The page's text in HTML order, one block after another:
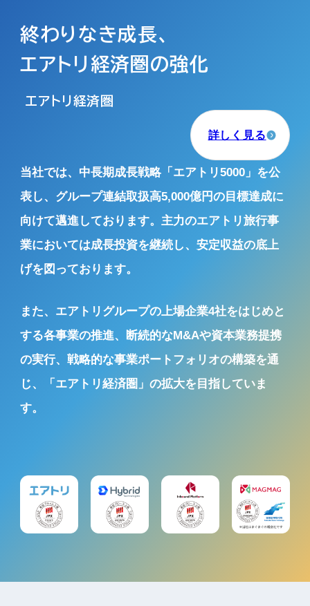
エアトリ経済圏
終わりなき成長、
エアトリ経済圏の強化
詳しく見る
当社では、中長期成長戦略「エアトリ5000」を公
表し、 グループ連結取扱高5,000億円の目標達成に
向けて邁進しております。 主力のエアトリ旅行事
業においては成長投資を継続し、安定収益の底上
げを図っております。
また、エアトリグループの上場企業4社をはじめと
する各事業の推進、 断続的なM&Aや資本業務提携
の実行、戦略的な事業ポートフォリオの構築を通
じ、
「エアトリ経済圏」の拡大を目指していま
す。